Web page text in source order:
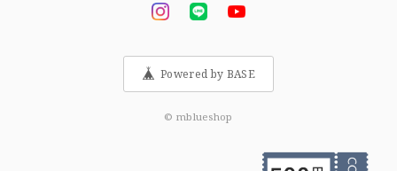
Powered by BASE
© mblueshop